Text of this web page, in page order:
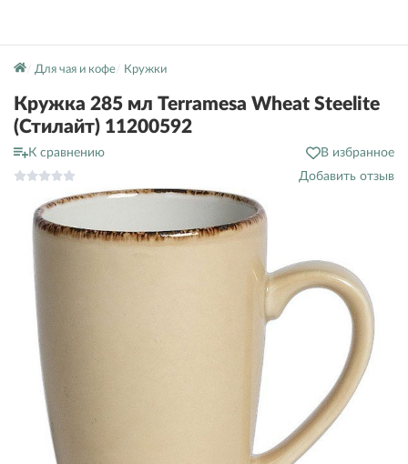
Для чая и кофе Кружки
Кружка 285 мл Terramesa Wheat Steelite
(Стилайт) 11200592
К сравнению
В избранное
Добавить отзыв